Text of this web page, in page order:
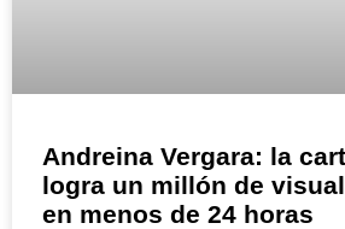
Andreina Vergara: la
logra un millón de
en menos de 24 horas